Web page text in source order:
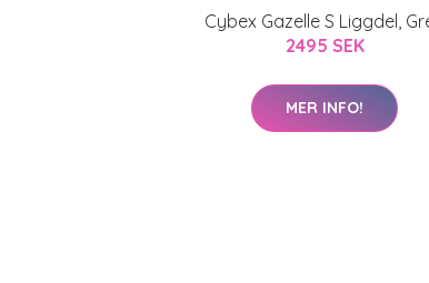
Cybex Gazelle S Liggdel,
2495 SEK
MER INFO!